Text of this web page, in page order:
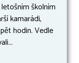
školním
kamarádi,
hodin. Vedle